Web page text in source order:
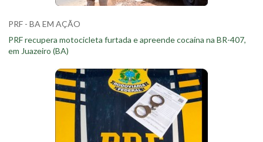
PRF - BA EM AÇÃO
PRF recupera motocicleta furtada e apreende cocaína na BR-407,
em Juazeiro (BA)